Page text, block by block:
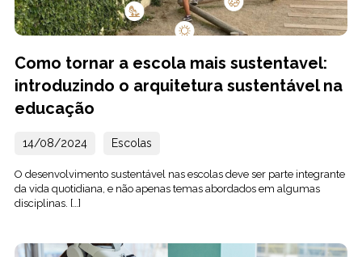
Como tornar a escola mais sustentavel:
introduzindo o arquitetura sustentável na
educação
14/08/2024 Escolas
O desenvolvimento sustentável nas escolas deve ser parte integrante
da vida quotidiana, e não apenas temas abordados em algumas
disciplinas. […]